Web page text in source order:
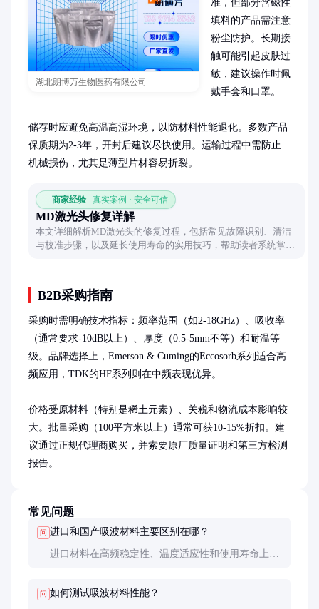
湖北朗博万生物医药有限公司
准，但部分含磁性
填料的产品需注意
粉尘防护。长期接
触可能引起皮肤过
敏，建议操作时佩
戴手套和口罩。
储存时应避免高温高湿环境，以防材料性能退化。多数产品
保质期为2-3年，开封后建议尽快使用。运输过程中需防止
机械损伤，尤其是薄型片材容易折裂。
商家经验 真实案例 · 安全可信
MD激光头修复详解
本文详细解析MD激光头的修复过程，包括常见故障识别、清洁
与校准步骤，以及延长使用寿命的实用技巧，帮助读者系统掌握
B2B采购指南
采购时需明确技术指标：频率范围（如2-18GHz）、吸收率
（通常要求-10dB以上）、厚度（0.5-5mm不等）和耐温等
级。品牌选择上，Emerson & Cuming的Eccosorb系列适合高
频应用，TDK的HF系列则在中频表现优异。
价格受原材料（特别是稀土元素）、关税和物流成本影响较
大。批量采购（100平方米以上）通常可获10-15%折扣。建
议通过正规代理商购买，并索要原厂质量证明和第三方检测
报告。
常见问题
问 进口和国产吸波材料主要区别在哪？
进口材料在高频稳定性、温度适应性和使用寿命上通
问 如何测试吸波材料性能？